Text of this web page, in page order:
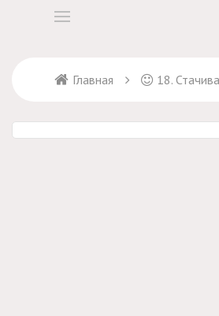
Главная 18. Стачивание